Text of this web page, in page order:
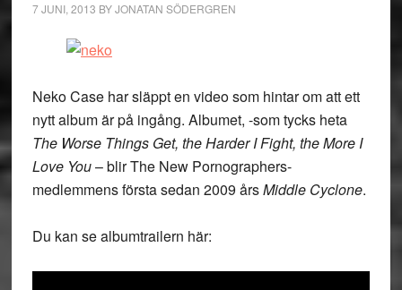
7 JUNI, 2013 BYJONATAN SÖDERGREN
Neko Case har släppt en video som hintar om att ett
nytt album är på ingång. Albumet, -som tycks heta
The Worse Things Get, the Harder I Fight, the More I
Love You– blir The New Pornographers-
medlemmens första sedan 2009 årsMiddle Cyclone.
Du kan se albumtrailern här: